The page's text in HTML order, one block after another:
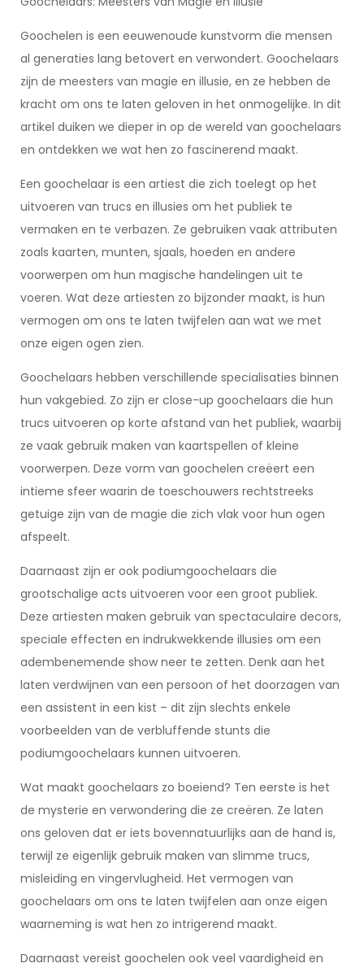
Goochelen is een eeuwenoude kunstvorm die mensen
al generaties lang betovert en verwondert. Goochelaars
zijn de meesters van magie en illusie, en ze hebben de
kracht om ons te laten geloven in het onmogelijke. In dit
artikel duiken we dieper in op de wereld van goochelaars
en ontdekken we wat hen zo fascinerend maakt.
Een goochelaar is een artiest die zich toelegt op het
uitvoeren van trucs en illusies om het publiek te
vermaken en te verbazen. Ze gebruiken vaak attributen
zoals kaarten, munten, sjaals, hoeden en andere
voorwerpen om hun magische handelingen uit te
voeren. Wat deze artiesten zo bijzonder maakt, is hun
vermogen om ons te laten twijfelen aan wat we met
onze eigen ogen zien.
Goochelaars hebben verschillende specialisaties binnen
hun vakgebied. Zo zijn er close-up goochelaars die hun
trucs uitvoeren op korte afstand van het publiek, waarbij
ze vaak gebruik maken van kaartspellen of kleine
voorwerpen. Deze vorm van goochelen creëert een
intieme sfeer waarin de toeschouwers rechtstreeks
getuige zijn van de magie die zich vlak voor hun ogen
afspeelt.
Daarnaast zijn er ook podiumgoochelaars die
grootschalige acts uitvoeren voor een groot publiek.
Deze artiesten maken gebruik van spectaculaire decors,
speciale effecten en indrukwekkende illusies om een
adembenemende show neer te zetten. Denk aan het
laten verdwijnen van een persoon of het doorzagen van
een assistent in een kist – dit zijn slechts enkele
voorbeelden van de verbluffende stunts die
podiumgoochelaars kunnen uitvoeren.
Wat maakt goochelaars zo boeiend? Ten eerste is het
de mysterie en verwondering die ze creëren. Ze laten
ons geloven dat er iets bovennatuurlijks aan de hand is,
terwijl ze eigenlijk gebruik maken van slimme trucs,
misleiding en vingervlugheid. Het vermogen van
goochelaars om ons te laten twijfelen aan onze eigen
waarneming is wat hen zo intrigerend maakt.
Daarnaast vereist goochelen ook veel vaardigheid en